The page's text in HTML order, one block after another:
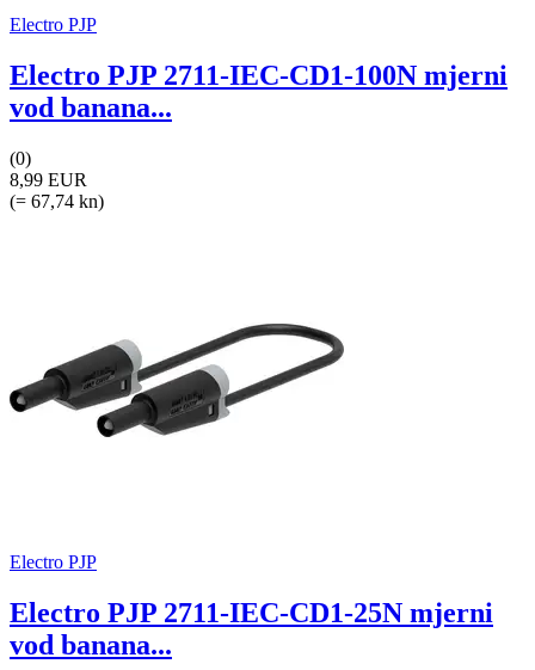
Electro PJP
Electro PJP 2711-IEC-CD1-100N mjerni
vod banana...
(0)
8,99 EUR
(= 67,74 kn)
Electro PJP
Electro PJP 2711-IEC-CD1-25N mjerni
vod banana...